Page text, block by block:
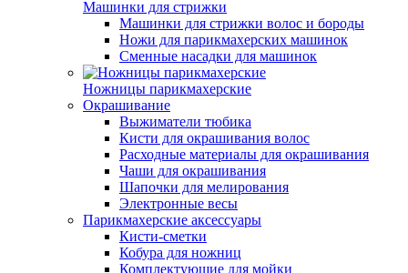
Машинки для стрижки
Машинки для стрижки волос и бороды
Ножи для парикмахерских машинок
Сменные насадки для машинок
Ножницы парикмахерские
Окрашивание
Выжиматели тюбика
Кисти для окрашивания волос
Расходные материалы для окрашивания
Чаши для окрашивания
Шапочки для мелирования
Электронные весы
Парикмахерские аксессуары
Кисти-сметки
Кобура для ножниц
Комплектующие для мойки